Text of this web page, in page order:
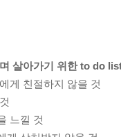
살아가기 위한 to do
게 친절하지 않을 것
느낄 것